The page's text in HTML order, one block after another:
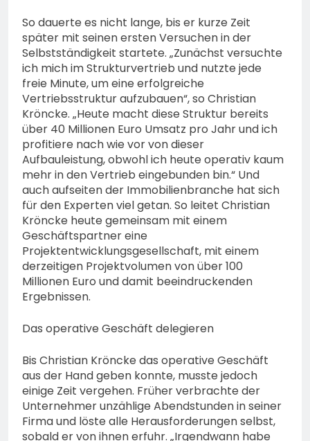
So dauerte es nicht lange, bis er kurze Zeit
später mit seinen ersten Versuchen in der
Selbstständigkeit startete. „Zunächst versuchte
ich mich im Strukturvertrieb und nutzte jede
freie Minute, um eine erfolgreiche
Vertriebsstruktur aufzubauen“, so Christian
Kröncke. „Heute macht diese Struktur bereits
über 40 Millionen Euro Umsatz pro Jahr und ich
profitiere nach wie vor von dieser
Aufbauleistung, obwohl ich heute operativ kaum
mehr in den Vertrieb eingebunden bin.“ Und
auch aufseiten der Immobilienbranche hat sich
für den Experten viel getan. So leitet Christian
Kröncke heute gemeinsam mit einem
Geschäftspartner eine
Projektentwicklungsgesellschaft, mit einem
derzeitigen Projektvolumen von über 100
Millionen Euro und damit beeindruckenden
Ergebnissen.
Das operative Geschäft delegieren
Bis Christian Kröncke das operative Geschäft
aus der Hand geben konnte, musste jedoch
einige Zeit vergehen. Früher verbrachte der
Unternehmer unzählige Abendstunden in seiner
Firma und löste alle Herausforderungen selbst,
sobald er von ihnen erfuhr. „Irgendwann habe